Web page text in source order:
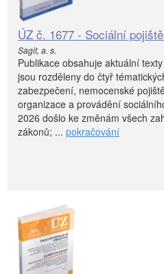
ÚZ č. 1677 - Sociální
Sagit, a. s.
Publikace obsahuje aktuální
jsou rozděleny do čtyř
zabezpečení, nemocenské
organizace a provádění
2026 došlo ke změnám všech
zákonů; ... pokračování